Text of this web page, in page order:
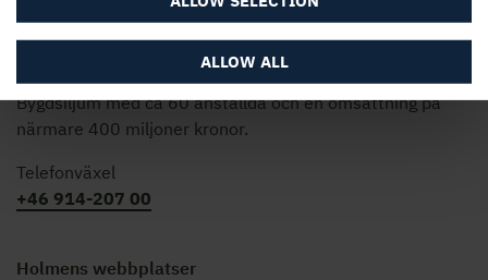
ALLOW ALL
utveckling och konstruktion, som försäljning,
Bygdsiljum med ca 60 anställda och en omsättning på
närmare 400 miljoner kronor.
Telefonväxel
+46 914-207 00
Holmens webbplatser